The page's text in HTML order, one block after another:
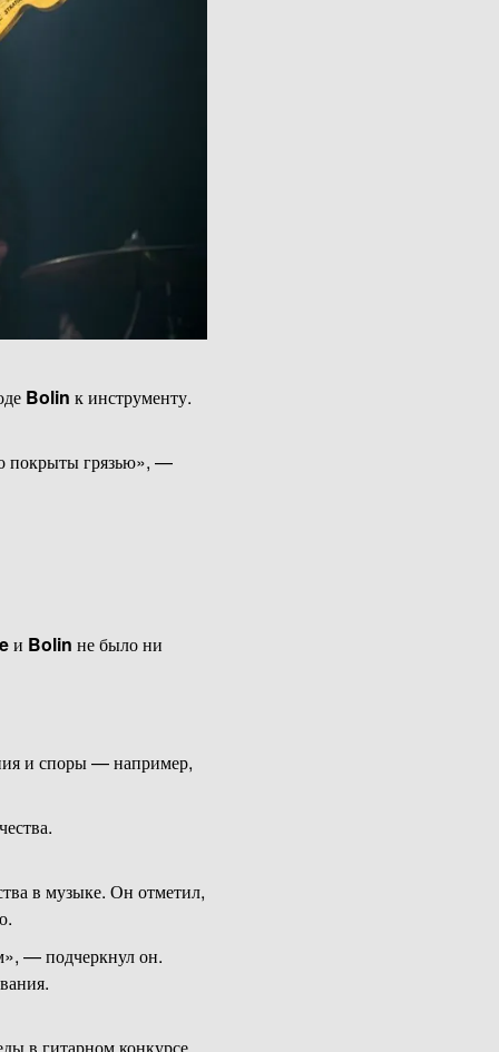
Bolin к инструменту.
покрыты грязью», —
и Bolin не было ни
и споры — например,
в музыке. Он отметил,
— подчеркнул он.